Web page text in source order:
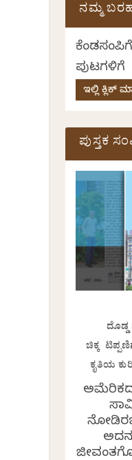
ನಮ್ಮ
ಪುಟಗಳಿಗೆ
ಇಲ್ಲಿ ಕ್ಲಿಕ್
ಪುಸ್ತಕ
ಚಿಕ್ಕ
ಕೃತಿಯ